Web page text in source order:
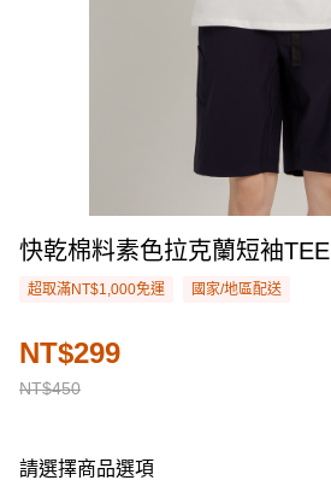
快乾棉料素色拉克蘭短袖TEE
超取滿NT$1,000免運 國家/地區配送
NT$450
NT$299
請選擇商品選項